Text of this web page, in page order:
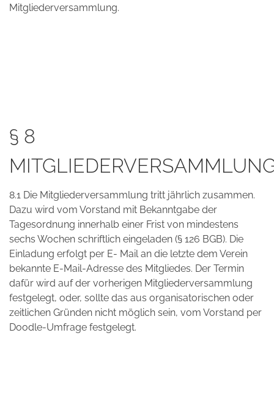
Mitgliederversammlung.
§ 8
8.1 Die Mitgliederversammlung tritt jährlich zusammen.
Dazu wird vom Vorstand mit Bekanntgabe der
Tagesordnung innerhalb einer Frist von mindestens
sechs Wochen schriftlich eingeladen (§ 126 BGB). Die
Einladung erfolgt per E- Mail an die letzte dem Verein
bekannte E-Mail-Adresse des Mitgliedes. Der Termin
dafür wird auf der vorherigen Mitgliederversammlung
festgelegt, oder, sollte das aus organisatorischen oder
zeitlichen Gründen nicht möglich sein, vom Vorstand per
Doodle-Umfrage festgelegt.